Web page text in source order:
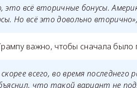
это всё вторичные бонусы.
Но всё это довольно
важно, чтобы сначала было
всего, во время
что такой вариант не